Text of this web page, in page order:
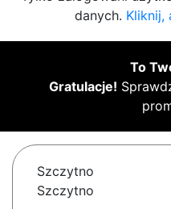
danych. Kliknij,
To
Gratulacje!
Szczytno
Szczytno